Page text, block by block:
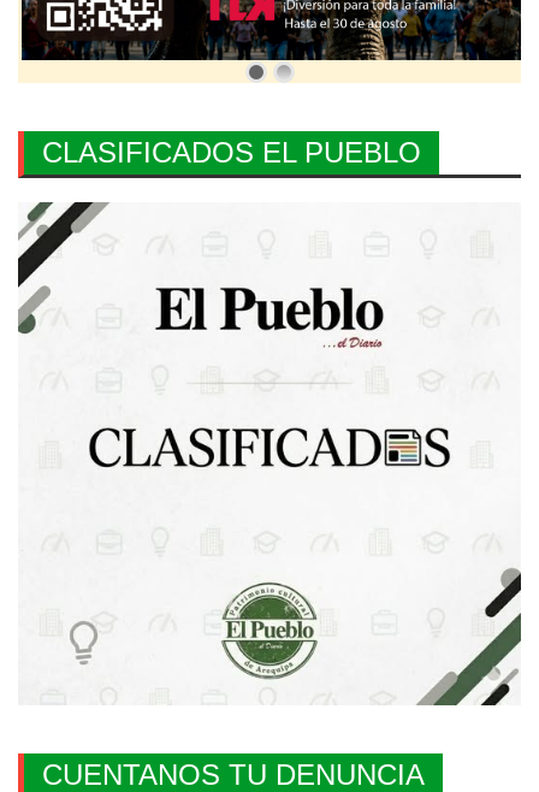
CLASIFICADOS EL PUEBLO
CUENTANOS TU DENUNCIA